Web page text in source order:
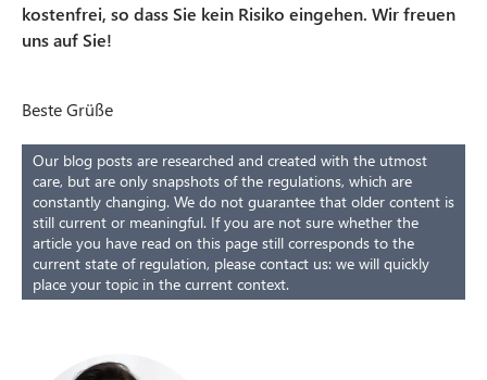
kostenfrei, so dass Sie kein Risiko eingehen. Wir freuen
uns auf Sie!
Beste Grüße
Our blog posts are researched and created with the utmost
care, but are only snapshots of the regulations, which are
constantly changing. We do not guarantee that older content is
still current or meaningful. If you are not sure whether the
article you have read on this page still corresponds to the
current state of regulation, please contact us: we will quickly
place your topic in the current context.